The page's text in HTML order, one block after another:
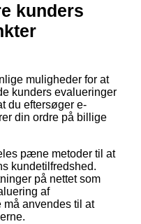
kunders
muligheder for at
kunders evalueringer
du eftersøger e-
din ordre på billige
pæne metoder til at
kundetilfredshed.
på nettet som
af
må anvendes til at